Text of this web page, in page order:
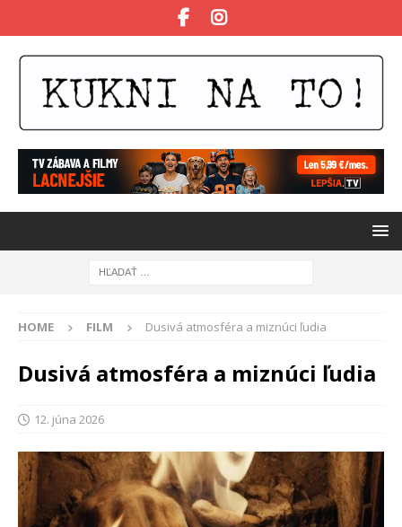
HOME FILM Dusivá atmosféra a miznúci ľudia
Dusivá atmosféra a miznúci ľudia
12. júna 2026